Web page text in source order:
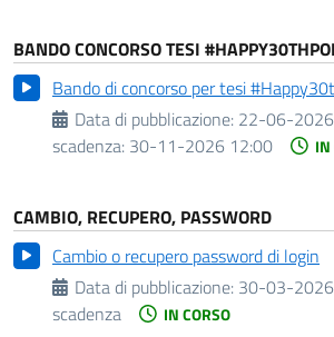
BANDO CONCORSO TESI
Bando di concorso per tesi
Data di pubblicazione: 22-06-
scadenza: 30-11-2026 12:00 IN
CAMBIO, RECUPERO, PASSWORD
Cambio o recupero password di login
Data di pubblicazione: 30-03-
scadenza
IN CORSO